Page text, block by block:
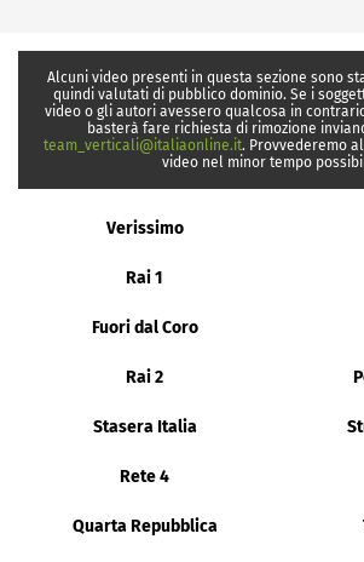
Alcuni video presenti in questa sezione sono
quindi valutati di pubblico dominio. Se i
video o gli autori avessero qualcosa in
basterà fare richiesta di rimozione
team_verticali@italiaonline.it. Provvederemo
video nel minor tempo
Verissimo
Rai 1
Fuori dal Coro
Rai 2
Stasera Italia
Rete 4
Quarta Repubblica